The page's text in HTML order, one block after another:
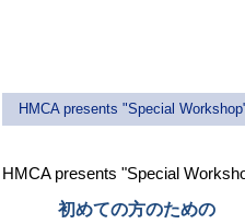
HMCA presents "Special
HMCA presents "Special
初めての方のための